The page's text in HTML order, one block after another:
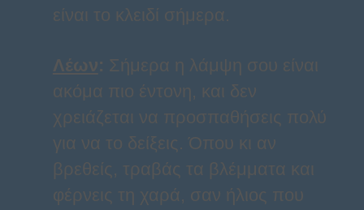
είναι το κλειδί σήμερα.
Λέων: Σήμερα η λάμψη σου είναι
ακόμα πιο έντονη, και δεν
χρειάζεται να προσπαθήσεις πολύ
για να το δείξεις. Όπου κι αν
βρεθείς, τραβάς τα βλέμματα και
φέρνεις τη χαρά, σαν ήλιος που